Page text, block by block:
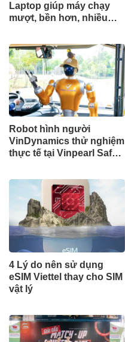
Laptop giúp máy chạy
mượt, bền hơn, nhiều
Robot hình người
VinDynamics thử nghiệm
thực tế tại Vinpearl Safari
của trí tuệ nhân tạo Việt
4 Lý do nên sử dụng
eSIM Viettel thay cho SIM
vật lý